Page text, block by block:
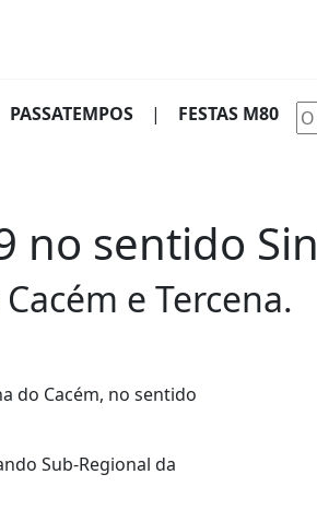
PASSATEMPOS | FESTAS M80
no sentido
e Tercena.
do Cacém, no sentido
Sub-Regional da